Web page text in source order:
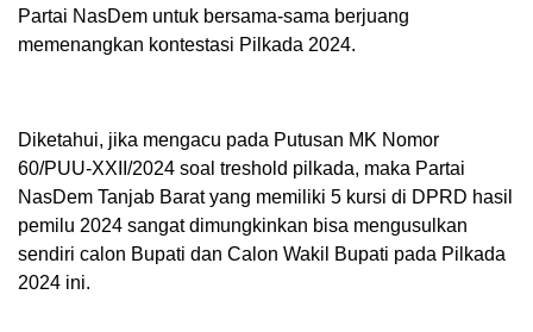
Partai NasDem untuk bersama-sama berjuang
memenangkan kontestasi Pilkada 2024.
Diketahui, jika mengacu pada Putusan MK Nomor
60/PUU-XXII/2024 soal treshold pilkada, maka Partai
NasDem Tanjab Barat yang memiliki 5 kursi di DPRD hasil
pemilu 2024 sangat dimungkinkan bisa mengusulkan
sendiri calon Bupati dan Calon Wakil Bupati pada Pilkada
2024 ini.